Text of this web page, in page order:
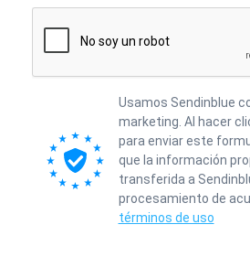
Usamos Sendinblue
marketing. Al hacer
para enviar este
que la información
transferida a
procesamiento de
términos de uso